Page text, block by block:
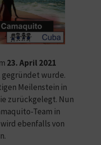
23. April 2021
wurde.
Meilenstein in
zurückgelegt. Nun
Team in
ebenfalls von